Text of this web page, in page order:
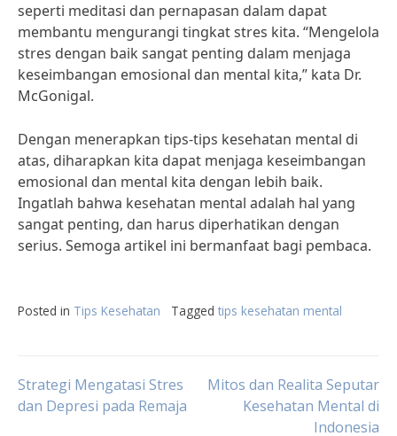
seperti meditasi dan pernapasan dalam dapat
membantu mengurangi tingkat stres kita. “Mengelola
stres dengan baik sangat penting dalam menjaga
keseimbangan emosional dan mental kita,” kata Dr.
McGonigal.
Dengan menerapkan tips-tips kesehatan mental di
atas, diharapkan kita dapat menjaga keseimbangan
emosional dan mental kita dengan lebih baik.
Ingatlah bahwa kesehatan mental adalah hal yang
sangat penting, dan harus diperhatikan dengan
serius. Semoga artikel ini bermanfaat bagi pembaca.
Posted in Tips Kesehatan Tagged tips kesehatan mental
Post
Strategi Mengatasi Stres
dan Depresi pada Remaja
Mitos dan Realita Seputar
Kesehatan Mental di
Indonesia